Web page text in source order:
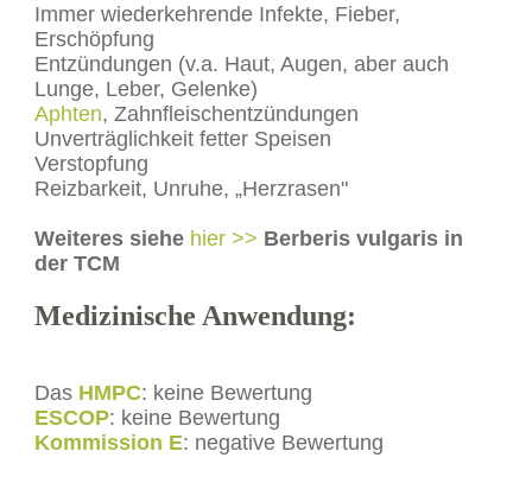
Immer wiederkehrende Infekte, Fieber,
Erschöpfung
Entzündungen (v.a. Haut, Augen, aber auch
Lunge, Leber, Gelenke)
Aphten, Zahnfleischentzündungen
Unverträglichkeit fetter Speisen
Verstopfung
Reizbarkeit, Unruhe, „Herzrasen"
Weiteres siehe hier >> Berberis vulgaris in
der TCM
Medizinische Anwendung:
Das HMPC: keine Bewertung
ESCOP: keine Bewertung
Kommission E: negative Bewertung